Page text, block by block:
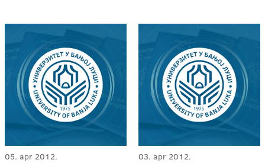
05. apr 2012. 03. apr 2012.